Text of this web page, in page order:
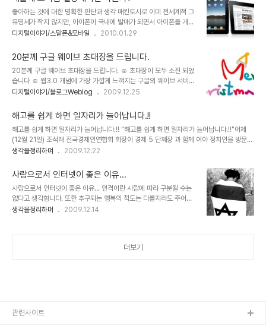
적인 관습에서... 달을 보면서 좋은 일들이 이루어지기를 기원하던 풍
습을 지니고 있었고, 지금도 잠재적일지 모르지만... 여전히 그러하다
고 생각됩니다. 더구나 보름달 중에서도 가장 크다는 정월 대보름에는
한해의 안녕을 비는 마음으로 더더욱 그러했던 것 같습니다. 어릴 적
한수를 준비해 놓으신 후..
좋아하는 것에 대한 명확한 판단과 생각 매킨토시로 이미 전세계적 그
유명세가 작지 않지만, 아이폰이 국내에 발매가 되면서 아이폰을 개발
하여 판매하는 기업 애플에 대한 관심 또한 더욱 높아졌습니다. 더우기
그 관심은 더욱 확대될 것은 예정된 사실이기도 합니다. ▲ 2010년 1
월 28일 공개된 애플의 타블렛 iPad 하지만, 좋다라고 하는 관심에
있어서 스스로 생각하고 여과된 판단이 아니라 분위기에 휩싸여 무조
건적으로 받아들이고 있는 것은 아닌가 하는 생각이 들기도 합니다. 이
에 대하여 언젠가 모튜님께서 쓰셨던 아이폰에 대한 포스트에서나 꼬
을 쓰고자 했었데, 마침 글을 ..
디지털이야기/스맡폰&모바일 2010.01.29
20분께 구글 웨이브 초대장을 드립니다.
20분께 구글 웨이브 초대장을 드립니다. ☺ 초대장이 모두 소진 되었
습니다 ☺ 웹3.0 개념에 가장 가깝게 느껴지는 구글의 웨이브 서비스
초대장이 저에게도 배달되어 왔습니다. 이젠 구글 웨이브가 완전 공개
할 정도이니.. ^^ 구글 웨이브, 저또한 아직 제대로 사용하고 있지 못합
니다만, 작은 바램이 있다면, 한글 서비스가 빨리 시작되었으면 좋겠다
는 것... ^^ 아무래도 이 땅에서 더많은 사용자의 저변확대를 꾀하려면
그렇게 되어야 하지 않을까 합니다. G메일처럼... 더불어 피카사 3.5
한글 업그레이드도 많이 기다려 지는데... 언제쯤 되려는지.. ^^ 말이
신 분께 ..
디지털이야기/블로그Weblog 2009.12.25
해고를 쉽게 하면 일자리가 늘어납니다.!!
해고를 쉽게 하면 일자리가 늘어납니다.!! "해고를 쉽게 하면 일자리가 늘어납니다.!!"어제
(12월 21일) 조석래 전국경제인연합회 회장이 경제 5 단체장 과 함께 여야 정치인을 방문하
여 말했다는 발언 내용입니다. 정말로 그럴까요? 과연 해고를 쉽게 하면 일자리가 늘어날까
살아가는 대부분의 우리들은 스스로의 자화상에 대해 생각할 부분이 없지 않은 건 아닙니
다.-이 부분은 아래에서 잠시 언급하도록 하겠습니다.- 그러나 우리의 현실을 뒤돌아 볼 때
정말 이 말이 진정성이 담긴 말인지는 곱씹어 보게 됩니다. ▲ 우리나라의 재벌에 관한 서적
언젠가 숨겨진 우리의 근대사에 대한 책을 본 적이 있습니다.일제의 침략이 끝난..
생각을정리하며 2009.12.22
사람으로서 인터넷이 좋은 이유...
사람으로서 인터넷이 좋은 이유... 인격이란 사람에 따라 구분될 수는
없다고 생각합니다. 또한 추구되는 행복의 척도는 다를지라도 주어지
는 그 가치가 차별적이어서도 안된다고 봅니다. 설형 무언가 부족하고
인에 따라 달라질 수 있기 때문입니다. 물론, 저주와 같은 그 낙인이 당
생각을정리하며 2009.12.14
더보기
관련사이트